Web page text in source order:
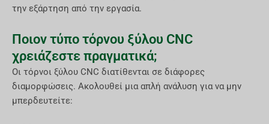
την εξάρτηση από την εργασία.
Ποιον τύπο τόρνου ξύλου CNC
χρειάζεστε πραγματικά;
Οι τόρνοι ξύλου CNC διατίθενται σε διάφορες
διαμορφώσεις. Ακολουθεί μια απλή ανάλυση για να μην
μπερδευτείτε: